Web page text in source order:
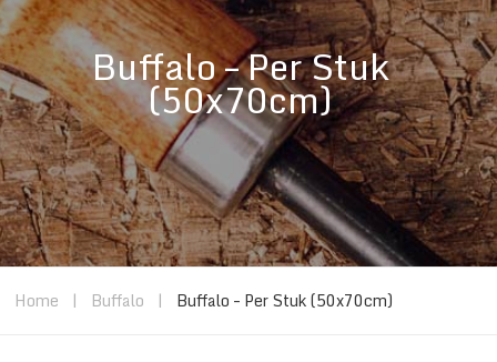
Buffalo – Per Stuk
(50x70cm)
Home | Buffalo | Buffalo – Per Stuk (50x70cm)